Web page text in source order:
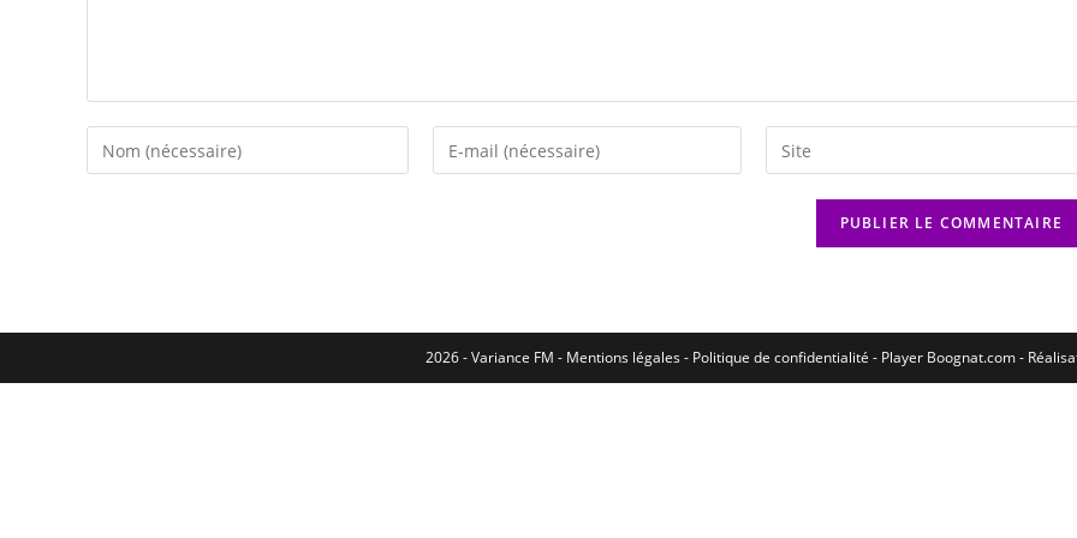
2026 - Variance FM - Mentions légales - Politique de confidentialité - Player Boognat.com-